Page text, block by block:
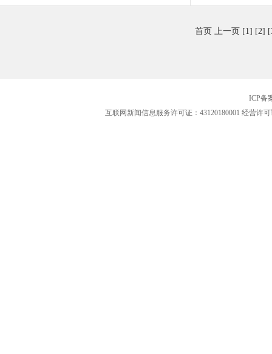
首页 上一页 [1] [2]
ICP备
互联网新闻信息服务许可证：43120180001 经营许可